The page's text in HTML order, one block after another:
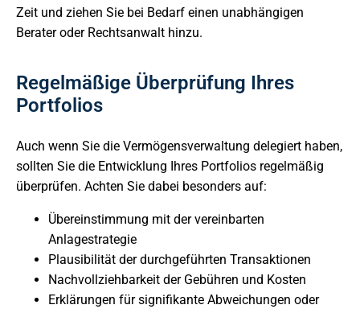
Zeit und ziehen Sie bei Bedarf einen unabhängigen
Berater oder Rechtsanwalt hinzu.
Regelmäßige Überprüfung Ihres
Portfolios
Auch wenn Sie die Vermögensverwaltung delegiert haben,
sollten Sie die Entwicklung Ihres Portfolios regelmäßig
überprüfen. Achten Sie dabei besonders auf:
Übereinstimmung mit der vereinbarten
Anlagestrategie
Plausibilität der durchgeführten Transaktionen
Nachvollziehbarkeit der Gebühren und Kosten
Erklärungen für signifikante Abweichungen oder